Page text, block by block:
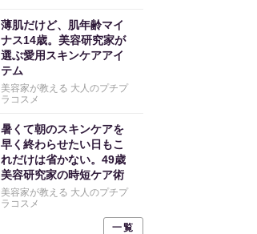
薄肌だけど、肌年齢マイ
ナス14歳。美容研究家が
選ぶ愛用スキンケアアイ
テム
美容家が教える 大人のプチプ
ラコスメ
暑くて朝のスキンケアを
早く終わらせたい日もこ
れだけは省かない。49歳
美容研究家の時短ケア術
美容家が教える 大人のプチプ
ラコスメ
一覧